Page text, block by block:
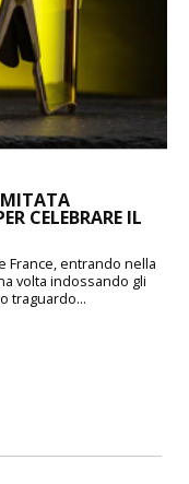
CELEBRARE IL
France, entrando nella
volta indossando gli
traguardo...